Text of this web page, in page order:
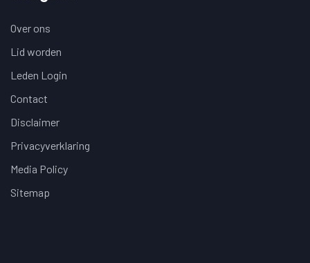
Over ons
Lid worden
Leden Login
Contact
Disclaimer
Privacyverklaring
Media Policy
Sitemap